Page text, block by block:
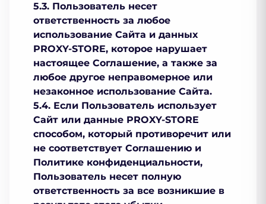
5.3. Пользователь несет
ответственность за любое
использование Сайта и данных
PROXY-STORE, которое нарушает
настоящее Соглашение, а также за
любое другое неправомерное или
незаконное использование Сайта.
5.4. Если Пользователь использует
Сайт или данные PROXY-STORE
способом, который противоречит или
не соответствует Соглашению и
Политике конфиденциальности,
Пользователь несет полную
ответственность за все возникшие в